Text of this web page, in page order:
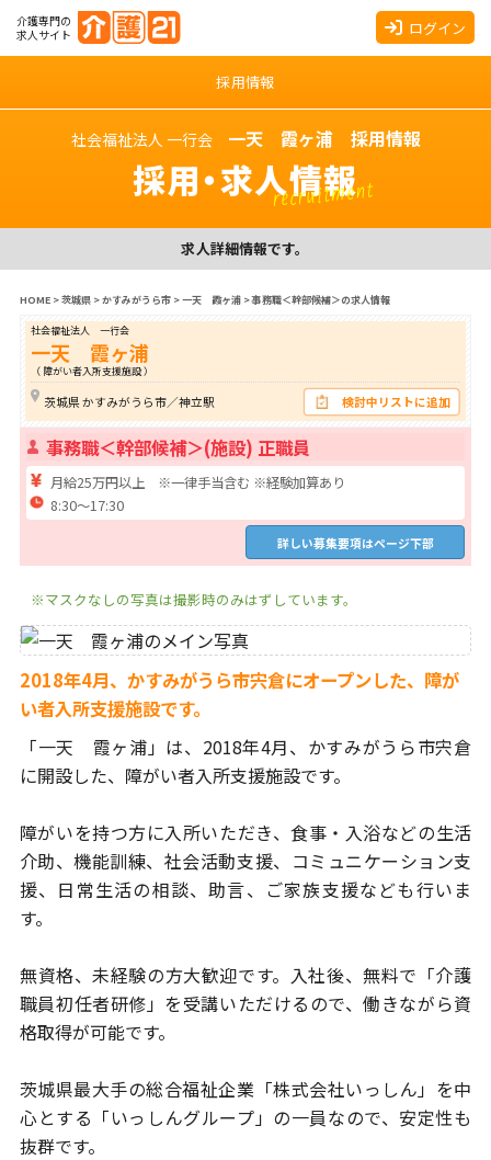
介護専門の
求人サイト
ログイン
採用情報
社会福祉法人 一行会 一天 霞ヶ浦 採用情報
採用・求人情報
recruitment
求人詳細情報です。
HOME>茨城県>かすみがうら市>一天 霞ヶ浦>事務職＜幹部候補＞の求人情報
社会福祉法人 一行会
一天 霞ヶ浦
（ 障がい者入所支援施設 ）
茨城県 かすみがうら市／神立駅 検討中リストに追加
事務職＜幹部候補＞(施設) 正職員
月給25万円以上 ※一律手当含む ※経験加算あり
8:30～17:30
詳しい募集要項はページ下部
※マスクなしの写真は撮影時のみはずしています。
2018年4月、かすみがうら市宍倉にオープンした、障が
い者入所支援施設です。
「一天 霞ヶ浦」は、2018年4月、 かすみがうら市宍倉
に開設した、障がい者入所支援施設です。
障がいを持つ方に入所いただき、食事・入浴などの生活
介助、機能訓練、 社会活動支援、コミュニケーション支
援、日常生活の相談、助言、 ご家族支援なども行いま
す。
無資格、未経験の方大歓迎です。 入社後、無料で「介護
職員初任者研修」を受講いただけるので、働きながら資
格取得が可能です。
茨城県最大手の総合福祉企業「株式会社いっしん」を中
心とする 「いっしんグループ」の一員なので、安定性も
抜群です。